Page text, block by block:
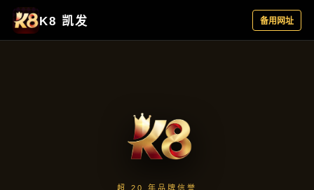
落地项目
首页 落地项目